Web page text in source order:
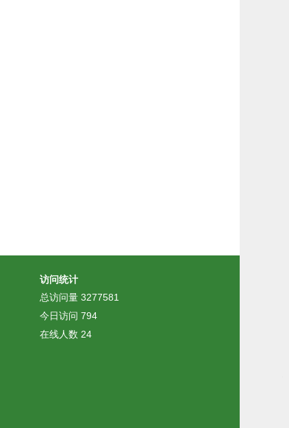
访问统计
总访问量 3277581
今日访问 794
在线人数 24